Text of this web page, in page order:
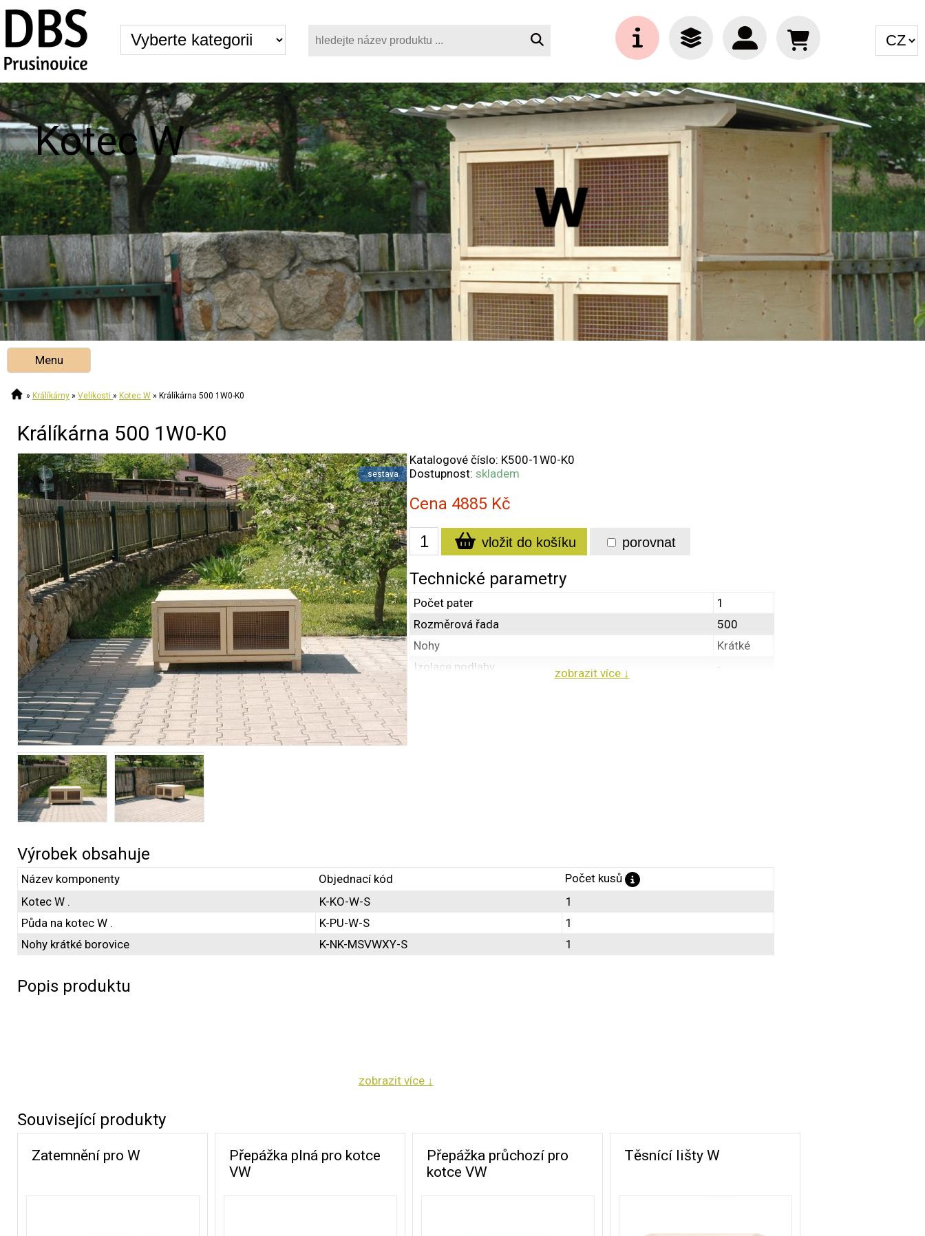
Kotec W
Menu
» Králíkárny » Velikosti » Kotec W » Králíkárna 500 1W0-K0
Králíkárna 500 1W0-K0
sestava
Katalogové číslo: K500-1W0-K0
Dostupnost: skladem
Cena 4885 Kč
vložit do košíku porovnat
Technické parametry
Počet pater
1
Rozměrová řada
500
Nohy
Krátké
Izolace podlahy
-
Podchodná výška pod střechou [ mm ]
Vnitřní obsah všech kotců [ m³ ]
.
zobrazit více ↓
Výrobek obsahuje
Název komponenty Objednací kód
Počet kusů
Kotec W .
K-KO-W-S
1
Půda na kotec W .
K-PU-W-S
1
Nohy krátké borovice
K-NK-MSVWXY-S 1
Popis produktu
zobrazit více ↓
Související produkty
Zatemnění pro W
Přepážka plná pro kotce
VW
Přepážka průchozí pro
kotce VW
Těsnící lišty W